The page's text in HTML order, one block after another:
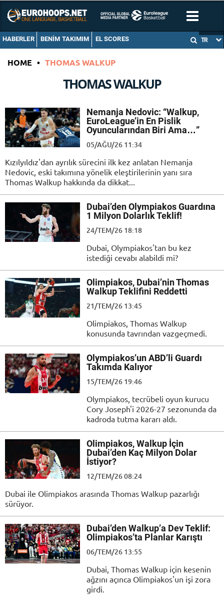
HABERLER BENIM TAKIMIM EL SCORES TR
HOME • THOMAS WALKUP
THOMAS WALKUP
Nemanja Nedovic: “Walkup,
EuroLeague’in En Pislik
Oyuncularından Biri Ama…”
05/AĞU/26 11:34
Kızılyıldız'dan ayrılık sürecini ilk kez anlatan Nemanja
Nedovic, eski takımına yönelik eleştirilerinin yanı sıra
Thomas Walkup hakkında da dikkat...
Dubai’den Olympiakos Guardına
1 Milyon Dolarlık Teklif!
24/TEM/26 18:18
Dubai, Olympiakos'tan bu kez
istediği cevabı alabildi mi?
Olimpiakos, Dubai’nin Thomas
Walkup Teklifini Reddetti
21/TEM/26 13:45
Olimpiakos, Thomas Walkup
konusunda tavrından vazgeçmedi.
Olympiakos’un ABD’li Guardı
Takımda Kalıyor
15/TEM/26 19:46
Olympiakos, tecrübeli oyun kurucu
Cory Joseph'i 2026-27 sezonunda da
kadroda tutma kararı aldı.
Olimpiakos, Walkup İçin
Dubai’den Kaç Milyon Dolar
İstiyor?
12/TEM/26 08:24
Dubai ile Olimpiakos arasında Thomas Walkup pazarlığı
sürüyor.
Dubai’den Walkup’a Dev Teklif:
Olimpiakos’ta Planlar Karıştı
06/TEM/26 13:55
Dubai, Thomas Walkup için kesenin
ağzını açınca Olimpiakos'un işi zora
girdi.